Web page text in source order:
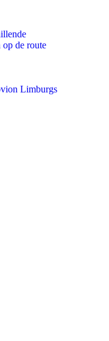
op de route
Limburgs